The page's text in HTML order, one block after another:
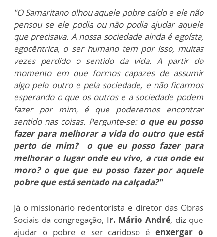
"OSamaritano olhou aquele pobre caído e ele não
pensou se ele podia ou não podia ajudar aquele
que precisava. A nossa sociedade ainda é egoísta,
egocêntrica, o ser humano tem por isso, muitas
vezes perdido o sentido da vida. A partir do
momento em que formos capazes de assumir
algo pelo outro e pela sociedade, e não ficarmos
esperando o que os outros e a sociedade podem
fazer por mim, é que poderemos encontrar
sentido nas coisas. Pergunte-se: o que eu posso
fazer para melhorar a vida do outro que está
perto de mim? o que eu posso fazer para
melhorar o lugar onde eu vivo, a rua onde eu
moro? o que que eu posso fazer por aquele
pobre que está sentado na calçada?"
Já o missionário redentorista e diretor das Obras
Sociais da congregação, Ir. Mário André, diz que
ajudar o pobre e ser caridoso é enxergar o